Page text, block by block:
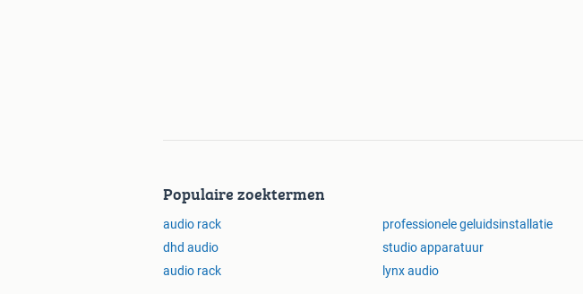
Populaire zoektermen
audio rack professionele geluidsinstallatie
dhd audio
studio apparatuur
audio rack
lynx audio